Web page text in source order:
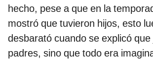
hecho, pese a que en la
mostró que tuvieron hijos, esto
desbarató cuando se explicó
padres, sino que todo era